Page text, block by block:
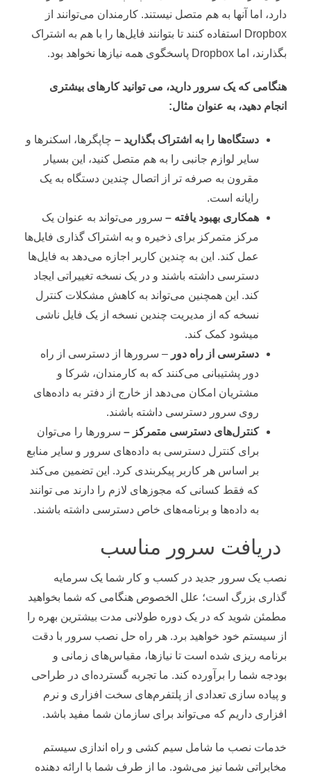
دارد، اما آنها به هم متصل نیستند. کارمندان می‌توانند از
Dropbox استفاده کنند تا بتوانند فایل‌ها را با هم به اشتراک
بگذارند، اما Dropbox پاسخگوی همه نیازها نخواهد بود.
هنگامی که یک سرور دارید، می توانید کارهای بیشتری
انجام دهید، به عنوان مثال:
دستگاه‌ها را به اشتراک بگذارید – چاپگرها، اسکنرها و
سایر لوازم جانبی را به هم متصل کنید، این بسیار
مقرون به صرفه تر از اتصال چندین دستگاه به یک
رایانه است.
همکاری بهبود یافته – سرور می‌تواند به عنوان یک
مرکز متمرکز برای ذخیره و به اشتراک گذاری فایل‌ها
عمل کند. این به چندین کاربر اجازه می‌دهد به فایل‌ها
دسترسی داشته باشند و در یک نسخه تغییراتی ایجاد
کند. این همچنین می‌تواند به کاهش مشکلات کنترل
نسخه که از مدیریت چندین نسخه از یک فایل ناشی
میشود کمک کند.
دسترسی از راه دور – سرورها از دسترسی از راه
دور پشتیبانی می‌کنند که به کارمندان، شرکا و
مشتریان امکان می‌دهد از خارج از دفتر به داده‌های
روی سرور دسترسی داشته باشند.
کنترل‌های دسترسی متمرکز – سرورها را می‌توان
برای کنترل دسترسی به داده‌های سرور و سایر منابع
بر اساس هر کاربر پیکربندی کرد. این تضمین می‌کند
که فقط کسانی که مجوزهای لازم را دارند می توانند
به داده‌ها و برنامه‌های خاص دسترسی داشته باشند.
دریافت سرور مناسب
نصب یک سرور جدید در کسب و کار شما یک سرمایه
گذاری بزرگ است؛ علل الخصوص هنگامی که شما بخواهید
مطمئن شوید که در یک دوره طولانی مدت بیشترین بهره را
از سیستم خود خواهید برد. هر راه حل نصب سرور با دقت
برنامه ریزی شده است تا نیازها، مقیاس‌های زمانی و
بودجه شما را برآورده کند. ما تجربه گسترده‌ای در طراحی
و پیاده سازی تعدادی از پلتفرم‌های سخت افزاری و نرم
افزاری داریم که می‌تواند برای سازمان شما مفید باشد.
خدمات نصب ما شامل سیم کشی و راه اندازی سیستم
مخابراتی شما نیز می‌شود. ما از طرف شما با ارائه دهنده